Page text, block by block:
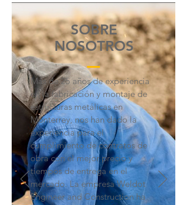
SOBRE
NOSOTROS
Más de 25 años de experiencia
en la fabricación y montaje de
estructuras metálicas en
Monterrey, nos han dado la
experiencia para el
cumplimiento de contratos de
obra con el mejor precio y
tiempos de entrega en el
mercado. La empresa Weldot
Engineer and Construction ha